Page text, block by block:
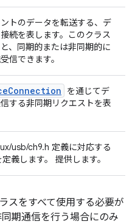
トのデータを転送する、デ
続を表します。このクラス
、同期的または非同期的に
信できます。
Connection
を通じてデ
する非同期リクエストを表
usb/ch9.h 定義に対応する
義します。 提供します。
スをすべて使用する必要が
期通信を行う場合にのみ